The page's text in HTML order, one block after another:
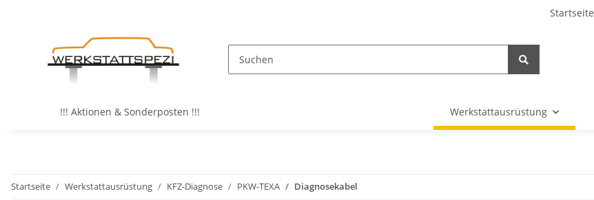
Startseite
!!! Aktionen & Sonderposten !!! Werkstattausrüstung
Startseite Werkstattausrüstung KFZ-Diagnose PKW-TEXA Diagnosekabel